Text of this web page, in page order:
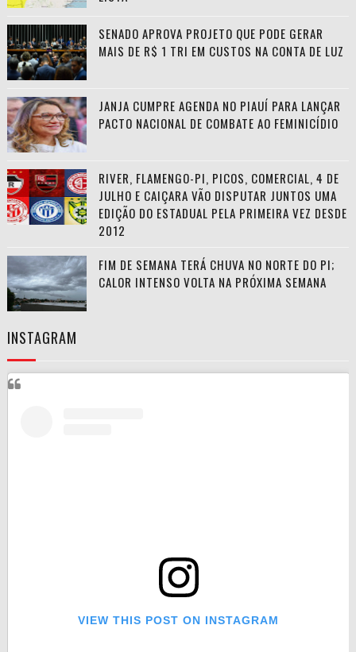
SENADO APROVA PROJETO QUE PODE GERAR
MAIS DE R$ 1 TRI EM CUSTOS NA CONTA DE LUZ
JANJA CUMPRE AGENDA NO PIAUÍ PARA LANÇAR
PACTO NACIONAL DE COMBATE AO FEMINICÍDIO
RIVER, FLAMENGO-PI, PICOS, COMERCIAL, 4 DE
JULHO E CAIÇARA VÃO DISPUTAR JUNTOS UMA
EDIÇÃO DO ESTADUAL PELA PRIMEIRA VEZ DESDE
2012
FIM DE SEMANA TERÁ CHUVA NO NORTE DO PI;
CALOR INTENSO VOLTA NA PRÓXIMA SEMANA
INSTAGRAM
VIEW THIS POST ON INSTAGRAM